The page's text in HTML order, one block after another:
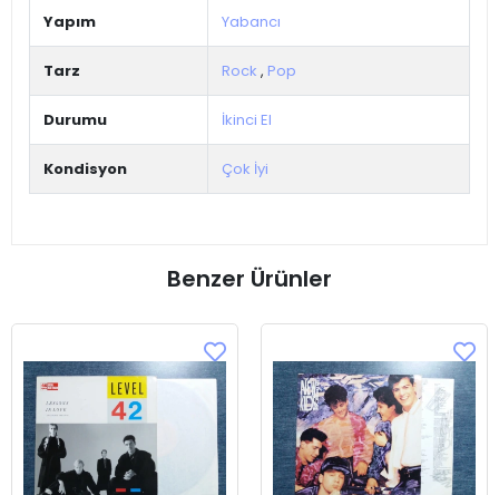
Yapım Yabancı
Tarz Rock , Pop
Durumu İkinci El
Kondisyon Çok İyi
Benzer Ürünler